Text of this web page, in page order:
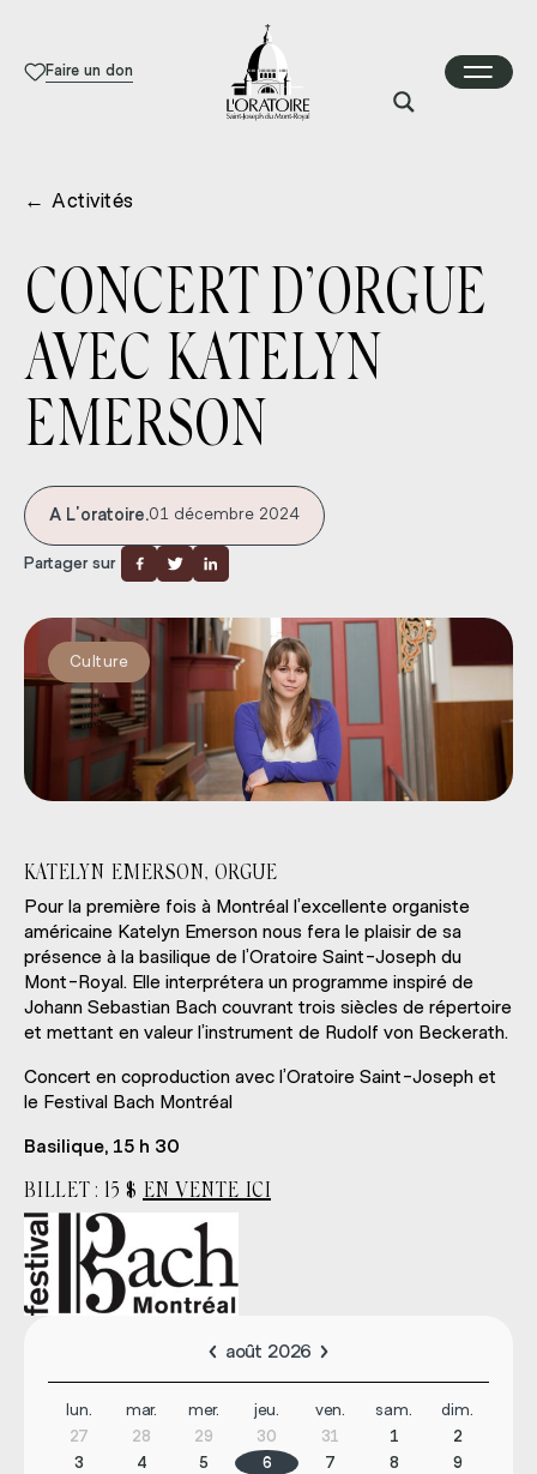
Faire un don
← Activités
CONCERT D’ORGUE
AVEC KATELYN
EMERSON
A L'oratoire.01 décembre 2024
Partager sur
Culture
KATELYN EMERSON, ORGUE
Pour la première fois à Montréal l’excellente organiste
américaine Katelyn Emerson nous fera le plaisir de sa
présence à la basilique de l’Oratoire Saint-Joseph du
Mont-Royal. Elle interprétera un programme inspiré de
Johann Sebastian Bach couvrant trois siècles de répertoire
et mettant en valeur l’instrument de Rudolf von Beckerath.
Concert en coproduction avec l’Oratoire Saint-Joseph et
le Festival Bach Montréal
Basilique, 15 h 30
BILLET : 15 $ EN VENTE ICI
août 2026
lun. mar. mer. jeu. ven. sam.
dim.
27
28 29 30 31 1
2
3
4 5 6 7 8
9